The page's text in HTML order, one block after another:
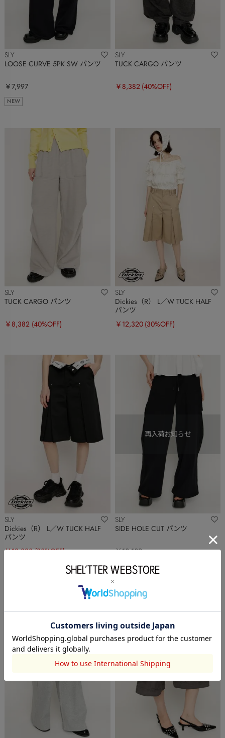
SLY
LOOSE CURVE 5PK SW パンツ
￥7,997
NEW
SLY
TUCK CARGO パンツ
￥8,382 (40%OFF)
SLY
TUCK CARGO パンツ
￥8,382 (40%OFF)
SLY
Dickies（R） L／W TUCK HALF
パンツ
￥12,320 (30%OFF)
SLY
Dickies（R） L／W TUCK HALF
パンツ
￥12,320(30%OFF)
SLY
SIDE HOLE CUT パンツ
￥10,109